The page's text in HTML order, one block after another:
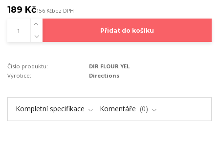
189 Kč156 Kčbez DPH
Přidat do košíku
Číslo produktu:
DIR FLOUR YEL
Výrobce:
Directions
Kompletní specifikace Komentáře 0